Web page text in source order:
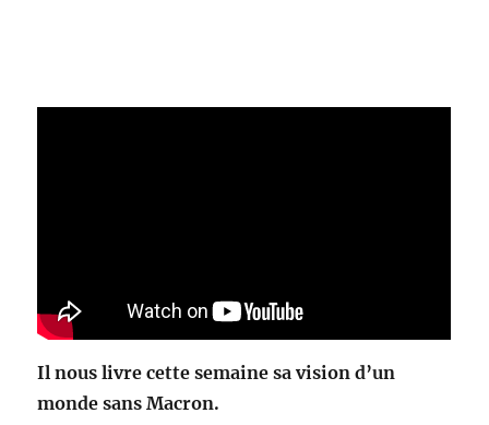
Il nous livre cette semaine sa vision d’un
monde sans Macron.